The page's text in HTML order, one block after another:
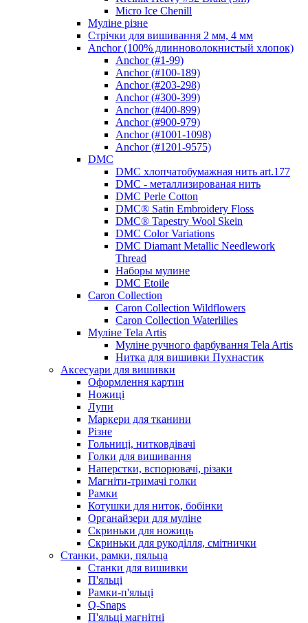
Micro Ice Chenill
Муліне різне
Стрічки для вишивання 2 мм, 4 мм
Anchor (100% длинноволокнистый хлопок)
Anchor (#1-99)
Anchor (#100-189)
Anchor (#203-298)
Anchor (#300-399)
Anchor (#400-899)
Anchor (#900-979)
Anchor (#1001-1098)
Anchor (#1201-9575)
DMC
DMC хлопчатобумажная нить art.177
DMC - металлизированая нить
DMC Perle Cotton
DMC® Satin Embroidery Floss
DMC® Tapestry Wool Skein
DMC Color Variations
DMC Diamant Metallic Needlework
Thread
Наборы мулине
DMC Etoile
Caron Collection
Caron Collection Wildflowers
Caron Collection Waterlilies
Муліне Tela Artis
Муліне ручного фарбування Tela Artis
Нитка для вишивки Пухнастик
Аксесуари для вишивки
Оформлення картин
Ножиці
Лупи
Маркери для тканини
Різне
Гольниці, нитковдівачі
Голки для вишивання
Наперстки, вспорювачі, різаки
Магніти-тримачі голки
Рамки
Котушки для ниток, бобінки
Органайзери для муліне
Скриньки для ножиць
Скриньки для рукоділля, смітнички
Станки, рамки, пяльца
Станки для вишивки
П'яльці
Рамки-п'яльці
Q-Snaps
П'яльці магнітні